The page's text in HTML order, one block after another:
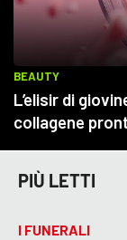
PIÙ LETTI
I FUNERALI